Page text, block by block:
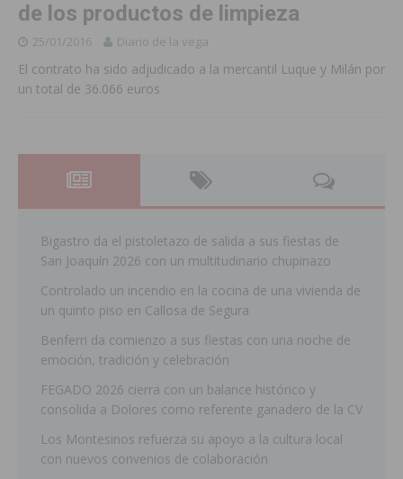
de los productos de limpieza
25/01/2016 Diario de la vega
El contrato ha sido adjudicado a la mercantil Luque y Milán por
un total de 36.066 euros
Bigastro da el pistoletazo de salida a sus fiestas de
San Joaquín 2026 con un multitudinario chupinazo
Controlado un incendio en la cocina de una vivienda de
un quinto piso en Callosa de Segura
Benferri da comienzo a sus fiestas con una noche de
emoción, tradición y celebración
FEGADO 2026 cierra con un balance histórico y
consolida a Dolores como referente ganadero de la CV
Los Montesinos refuerza su apoyo a la cultura local
con nuevos convenios de colaboración